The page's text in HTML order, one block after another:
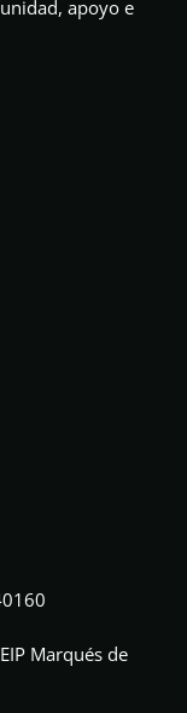
apoyo e
Marqués de